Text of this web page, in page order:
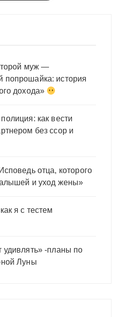
муж —
попрошайка: история
дохода»
как вести
без ссор и
отца, которого
и уход жены»
я с тестем
удивлять» -планы по
Луны